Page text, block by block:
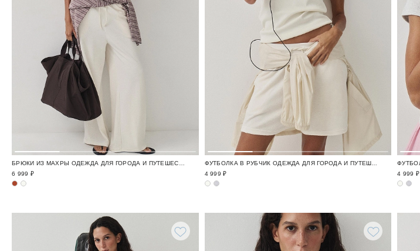
6 999 ₽
4 999 ₽
4 999 ₽